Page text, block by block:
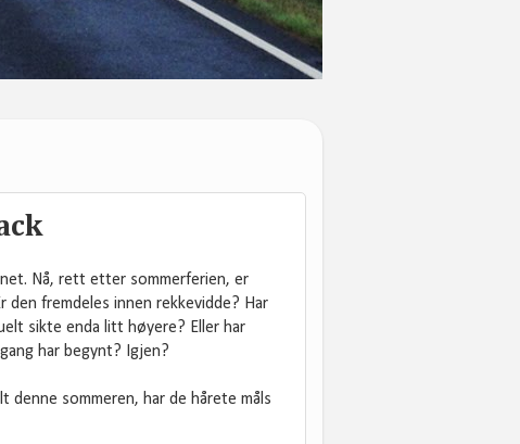
Nå, rett etter sommerferien, er
den fremdeles innen rekkevidde? Har
sikte enda litt høyere? Eller har
har begynt? Igjen?
denne sommeren, har de hårete måls